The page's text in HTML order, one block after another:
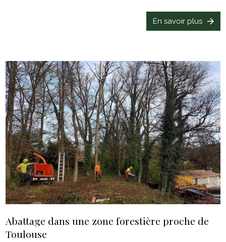
En savoir plus
Abattage dans une zone forestière proche de
Toulouse